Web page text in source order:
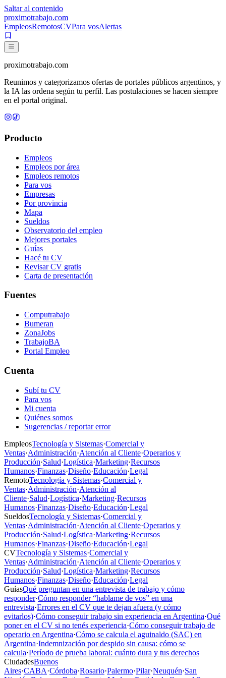
Saltar al contenido
proximotrabajo.com
EmpleosRemotosCVPara vosAlertas
proximotrabajo.com
Reunimos y categorizamos ofertas de portales públicos argentinos, y
la IA las ordena según tu perfil. Las postulaciones se hacen siempre
en el portal original.
Producto
Empleos
Empleos por área
Empleos remotos
Para vos
Empresas
Por provincia
Mapa
Sueldos
Observatorio del empleo
Mejores portales
Guías
Hacé tu CV
Revisar CV gratis
Carta de presentación
Fuentes
Computrabajo
Bumeran
ZonaJobs
TrabajoBA
Portal Empleo
Cuenta
Subí tu CV
Para vos
Mi cuenta
Quiénes somos
Sugerencias / reportar error
EmpleosTecnología y Sistemas·Comercial y
Ventas·Administración·Atención al Cliente·Operarios y
Producción·Salud·Logística·Marketing·Recursos
Humanos·Finanzas·Diseño·Educación·Legal
RemotoTecnología y Sistemas·Comercial y
Ventas·Administración·Atención al
Cliente·Salud·Logística·Marketing·Recursos
Humanos·Finanzas·Diseño·Educación·Legal
SueldosTecnología y Sistemas·Comercial y
Ventas·Administración·Atención al Cliente·Operarios y
Producción·Salud·Logística·Marketing·Recursos
Humanos·Finanzas·Diseño·Educación·Legal
CVTecnología y Sistemas·Comercial y
Ventas·Administración·Atención al Cliente·Operarios y
Producción·Salud·Logística·Marketing·Recursos
Humanos·Finanzas·Diseño·Educación·Legal
GuíasQué preguntan en una entrevista de trabajo y cómo
responder·Cómo responder “hablame de vos” en una
entrevista·Errores en el CV que te dejan afuera (y cómo
evitarlos)·Cómo conseguir trabajo sin experiencia en Argentina·Qué
poner en el CV si no tenés experiencia·Cómo conseguir trabajo de
operario en Argentina·Cómo se calcula el aguinaldo (SAC) en
Argentina·Indemnización por despido sin causa: cómo se
calcula·Período de prueba laboral: cuánto dura y tus derechos
CiudadesBuenos
Aires·CABA·Córdoba·Rosario·Palermo·Pilar·Neuquén·San